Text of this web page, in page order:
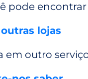
pode
lojas
em outro